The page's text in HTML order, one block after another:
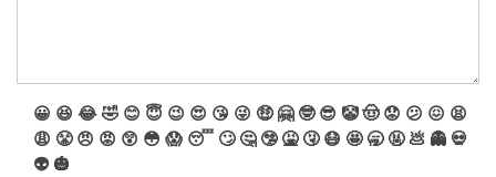
😀 😆 😂🤣 😊 😇 😉 😍 😘 😜 🤑 🤗 🤓 😎 🤡🤠 😟 😕 😖 😫
😩 😤 😠 😡 😲 😳 😱 😴 🙄 🤔 🤥 🤮 🤧 😷 🤩 🥱 🤬 💩 👻 💀
👽 🎃